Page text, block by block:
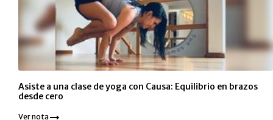
Asiste a una clase de yoga con Causa: Equilibrio en brazos
desde cero
Ver nota